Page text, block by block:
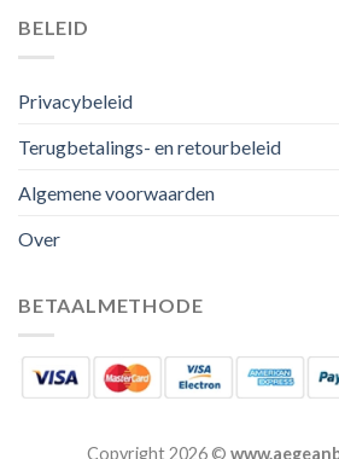
BELEID
Privacybeleid
Terugbetalings- en retourbeleid
Algemene voorwaarden
Over
BETAALMETHODE
Copyright 2026 ©